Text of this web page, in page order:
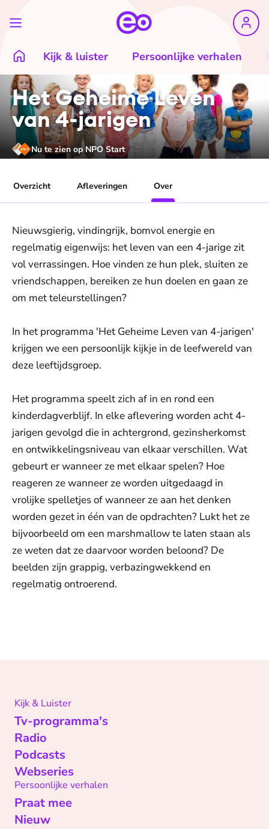
Kijk & luister Persoonlijke verhalen
Het Geheime Leven
van 4-jarigen
Nu te zien op NPO Start
Overzicht Afleveringen Over
Nieuwsgierig, vindingrijk, bomvol energie en
regelmatig eigenwijs: het leven van een 4-jarige zit
vol verrassingen. Hoe vinden ze hun plek, sluiten ze
vriendschappen, bereiken ze hun doelen en gaan ze
om met teleurstellingen?
In het programma 'Het Geheime Leven van 4-jarigen'
krijgen we een persoonlijk kijkje in de leefwereld van
deze leeftijdsgroep.
Het programma speelt zich af in en rond een
kinderdagverblijf. In elke aflevering worden acht 4-
jarigen gevolgd die in achtergrond, gezinsherkomst
en ontwikkelingsniveau van elkaar verschillen. Wat
gebeurt er wanneer ze met elkaar spelen? Hoe
reageren ze wanneer ze worden uitgedaagd in
vrolijke spelletjes of wanneer ze aan het denken
worden gezet in één van de opdrachten? Lukt het ze
bijvoorbeeld om een marshmallow te laten staan als
ze weten dat ze daarvoor worden beloond? De
beelden zijn grappig, verbazingwekkend en
regelmatig ontroerend.
Kijk & Luister
Tv-programma's
Radio
Podcasts
Webseries
Persoonlijke verhalen
Praat mee
Nieuw